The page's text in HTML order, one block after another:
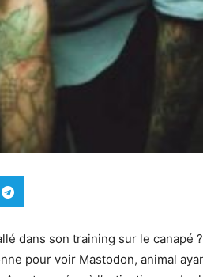
dans son training sur le canapé
pour voir Mastodon, animal